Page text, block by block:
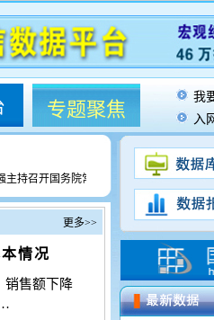
专题聚焦
我
入
主持召开国务院常务会议 听取人工智能发
更多>>
情况
销售额下降